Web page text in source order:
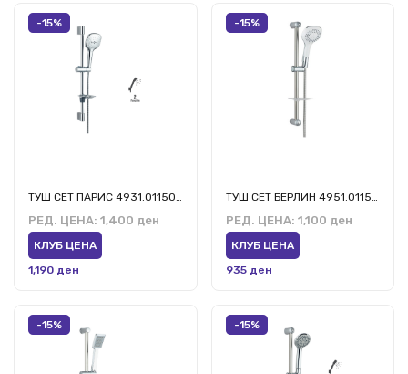
-15%
РЕД. ЦЕНА: 1,400 ден
КЛУБ ЦЕНА
1,190 ден
-15%
РЕД. ЦЕНА: 1,100 ден
КЛУБ ЦЕНА
935 ден
-15% -15%